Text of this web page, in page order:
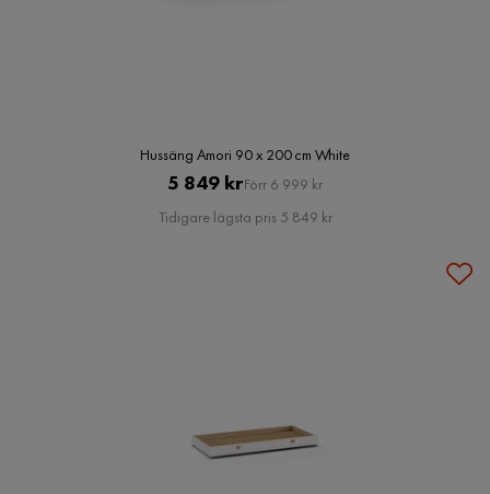
Hussäng Amori 90 x 200 cm White
Pris
5 849 krOriginal
Pris
Förr 6 999 kr
Tidigare lägsta pris 5 849 kr